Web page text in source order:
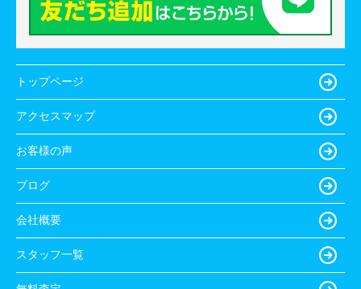
トップページ
アクセスマップ
お客様の声
ブログ
会社概要
スタッフ一覧